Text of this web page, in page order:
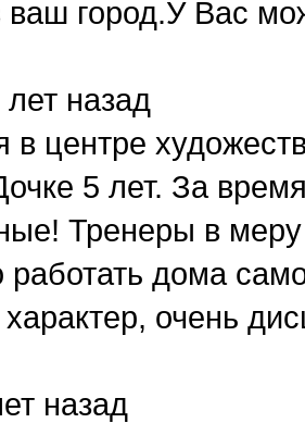
ваш город.У Вас
лет назад
центре
5 лет. За
Тренеры в
дома
очень
назад